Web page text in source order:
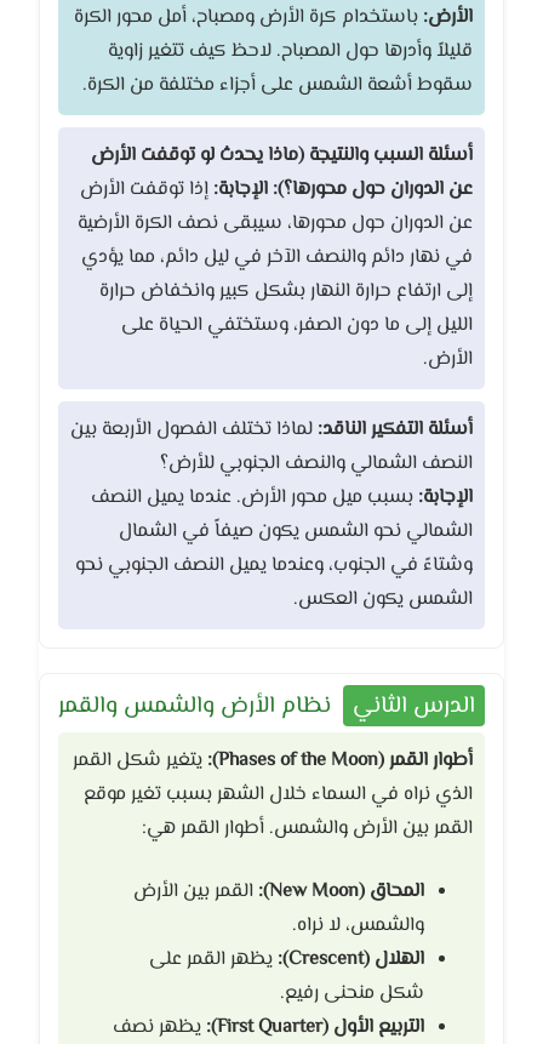
الأرض: باستخدام كرة الأرض ومصباح، أمل محور الكرة
قليلاً وأدرها حول المصباح. لاحظ كيف تتغير زاوية
سقوط أشعة الشمس على أجزاء مختلفة من الكرة.
أسئلة السبب والنتيجة (ماذا يحدث لو توقفت الأرض
عن الدوران حول محورها؟): الإجابة: إذا توقفت الأرض
عن الدوران حول محورها، سيبقى نصف الكرة الأرضية
في نهار دائم والنصف الآخر في ليل دائم، مما يؤدي
إلى ارتفاع حرارة النهار بشكل كبير وانخفاض حرارة
الليل إلى ما دون الصفر، وستختفي الحياة على
الأرض.
أسئلة التفكير الناقد: لماذا تختلف الفصول الأربعة بين
النصف الشمالي والنصف الجنوبي للأرض؟
الإجابة: بسبب ميل محور الأرض. عندما يميل النصف
الشمالي نحو الشمس يكون صيفاً في الشمال
وشتاءً في الجنوب، وعندما يميل النصف الجنوبي نحو
الشمس يكون العكس.
الدرس الثاني نظام الأرض والشمس والقمر
أطوار القمر (Phases of the Moon):
يتغير شكل القمر
الذي نراه في السماء خلال الشهر بسبب تغير موقع
القمر بين الأرض والشمس. أطوار القمر هي:
المحاق (New Moon):
القمر بين الأرض
والشمس، لا نراه.
الهلال (Crescent):
يظهر القمر على
شكل منحنى رفيع.
التربيع الأول (First Quarter):
يظهر نصف